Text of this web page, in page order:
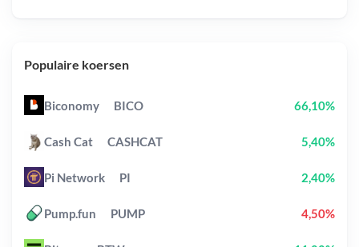
Populaire koersen
Biconomy BICO 66,10%
Cash Cat CASHCAT 5,40%
Pi Network PI 2,40%
Pump.fun PUMP 4,50%